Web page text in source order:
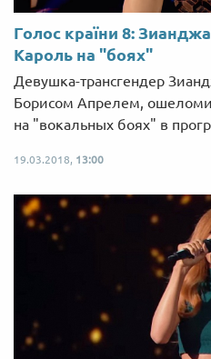
Голос країни 8:
Кароль на "боях"
Девушка-трансгендер
Борисом Апрелем,
на "вокальных боях" в
19.03.2018, 13:00